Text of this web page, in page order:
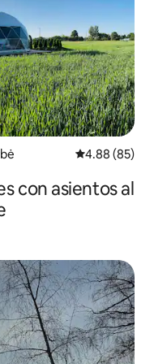
Calificación
4.88 (85)
con asientos al